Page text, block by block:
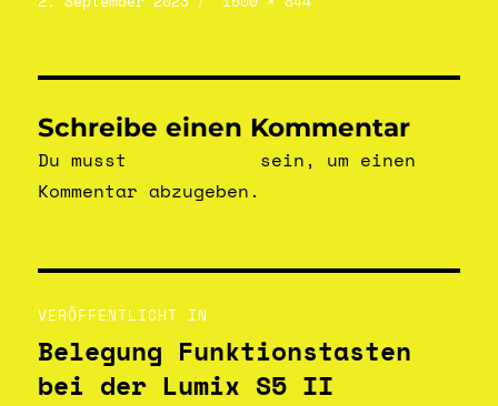
Schreibe einen Kommentar
Du musst
sein, um einen
Kommentar abzugeben.
VERÖFFENTLICHT IN
Belegung Funktionstasten
bei der Lumix S5 II